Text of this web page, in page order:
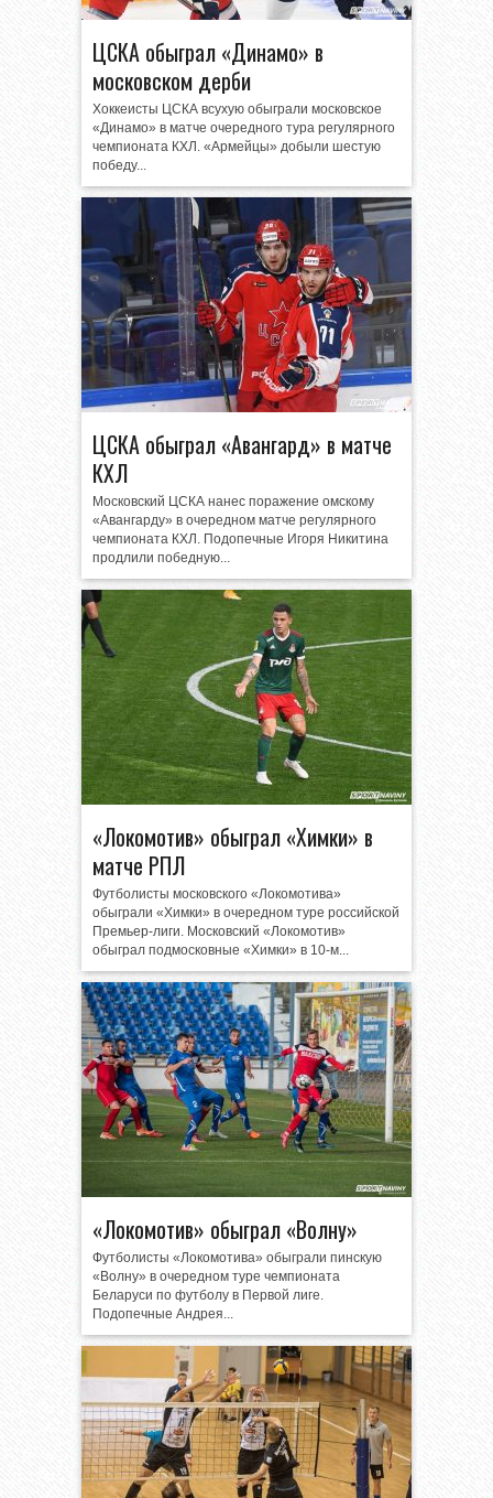
ЦСКА обыграл «Динамо» в
московском дерби
Хоккеисты ЦСКА всухую обыграли московское
«Динамо» в матче очередного тура регулярного
чемпионата КХЛ. «Армейцы» добыли шестую
победу...
ЦСКА обыграл «Авангард» в матче
КХЛ
Московский ЦСКА нанес поражение омскому
«Авангарду» в очередном матче регулярного
чемпионата КХЛ. Подопечные Игоря Никитина
продлили победную...
«Локомотив» обыграл «Химки» в
матче РПЛ
Футболисты московского «Локомотива»
обыграли «Химки» в очередном туре российской
Премьер-лиги. Московский «Локомотив»
обыграл подмосковные «Химки» в 10-м...
«Локомотив» обыграл «Волну»
Футболисты «Локомотива» обыграли пинскую
«Волну» в очередном туре чемпионата
Беларуси по футболу в Первой лиге.
Подопечные Андрея...